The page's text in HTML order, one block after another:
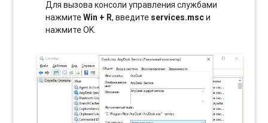
Для вызова консоли управления службами
нажмитеWin + R, введите services.mscи
нажмите OK.